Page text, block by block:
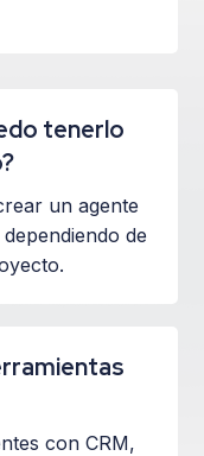
tenerlo
un agente
de
con CRM,